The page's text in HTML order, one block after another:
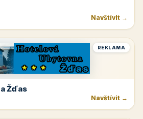
Navštívit →
REKLAMA
Žďas
Navštívit →